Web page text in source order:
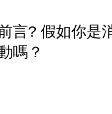
言? 假如你是
嗎？